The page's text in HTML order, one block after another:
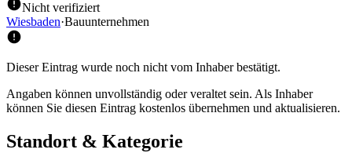
Nicht verifiziert
Wiesbaden·Bauunternehmen
Dieser Eintrag wurde noch nicht vom Inhaber bestätigt.
Angaben können unvollständig oder veraltet sein. Als Inhaber
können Sie diesen Eintrag kostenlos übernehmen und aktualisieren.
Standort & Kategorie